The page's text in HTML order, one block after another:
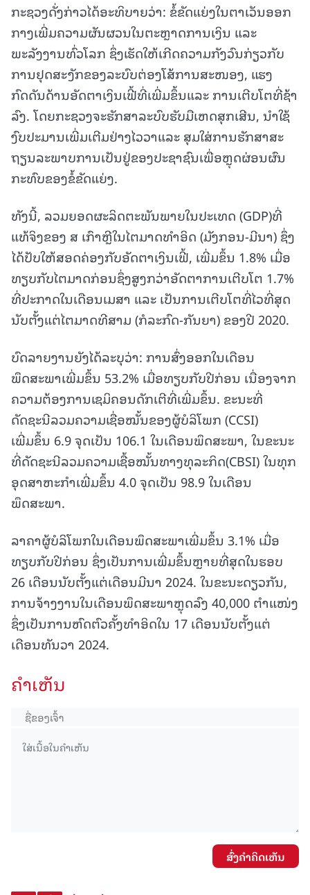
ກະຊວງດັ່ງກ່າວໄດ້ອະທິບາຍວ່າ: ຂໍ້ຂັດແຍ່ງໃນຕາເວັນອອກ
ກາງເພີ່ມຄວາມຜັນຜວນໃນຕະຫຼາດການເງິນ ແລະ
ພະລັງງານທົ່ວໂລກ ຊຶ່ງເຮັດໃຫ້ເກີດຄວາມກັງວົນກ່ຽວກັບ
ການຢຸດສະງັກຂອງລະບົບຕ່ອງໂສ້ການສະໜອງ, ແຮງ
ກົດດັນດ້ານອັດຕາເງິນເຟີ້ທີ່ເພີ່ມຂຶ້ນແລະ ການເຕີບໂຕທີ່ຊ້າ
ລົງ. ໂດຍກະຊວງຈະຮັກສາລະບົບຮັບມືເຫດສຸກເສີນ, ນຳໃຊ້
ງົບປະມານເພີ່ມເຕີມຢ່າງໄວວາແລະ ສຸມໃສ່ການຮັກສາສະ
ຖຽນລະພາບການເປັນຢູ່ຂອງປະຊາຊົນເພື່ອຫຼຸດຜ່ອນຜົນ
ກະທົບຂອງຂໍ້ຂັດແຍ່ງ.
ທັງນີ້, ລວມຍອດຜະລິດຕະພັນພາຍໃນປະເທດ (GDP)ທີ່
ແທ້ຈິງຂອງ ສ ເກົາຫຼີໃນໄຕມາດທຳອິດ (ມັງກອນ-ມີນາ) ຊຶ່ງ
ໄດ້ປັບໃຫ້ສອດຄ່ອງກັບອັດຕາເງິນເຟີ້, ເພີ່ມຂຶ້ນ 1.8% ເມື່ອ
ທຽບກັບໄຕມາດກ່ອນຊຶ່ງສູງກວ່າອັດຕາການເຕີບໂຕ 1.7%
ທີ່ປະກາດໃນເດືອນເມສາ ແລະ ເປັນການເຕີບໂຕທີ່ໄວທີ່ສຸດ
ນັບຕັ້ງແຕ່ໄຕມາດທີສາມ (ກໍລະກົດ-ກັນຍາ) ຂອງປີ 2020.
ບົດລາຍງານຍັງໄດ້ລະບຸວ່າ: ການສົ່ງອອກໃນເດືອນ
ພຶດສະພາເພີ່ມຂຶ້ນ 53.2% ເມື່ອທຽບກັບປີກ່ອນ ເນື່ອງຈາກ
ຄວາມຕ້ອງການເຊມິຄອນດັກເຕີທີ່ເພີ່ມຂຶ້ນ. ຂະນະທີ່
ດັດຊະນີລວມຄວາມເຊື່ອໝັ້ນຂອງຜູ້ບໍລິໂພກ (CCSI)
ເພີ່ມຂຶ້ນ 6.9 ຈຸດເປັນ 106.1 ໃນເດືອນພຶດສະພາ, ໃນຂະນະ
ທີ່ດັດຊະນີລວມຄວາມເຊື້ອໝັ້ນທາງທຸລະກິດ(CBSI) ໃນທຸກ
ອຸດສາຫະກຳເພີ່ມຂຶ້ນ 4.0 ຈຸດເປັນ 98.9 ໃນເດືອນ
ພຶດສະພາ.
ລາຄາຜູ້ບໍລິໂພກໃນເດືອນພຶດສະພາເພີ່ມຂຶ້ນ 3.1% ເມື່ອ
ທຽບກັບປີກ່ອນ ຊຶ່ງເປັນການເພີ່ມຂຶ້ນຫຼາຍທີ່ສຸດໃນຮອບ
26 ເດືອນນັບຕັ້ງແຕ່ເດືອນມີນາ 2024. ໃນຂະນະດຽວກັນ,
ການຈ້າງງານໃນເດືອນພຶດສະພາຫຼຸດລົງ 40,000 ຕຳແໜ່ງ
ຊຶ່ງເປັນການຫົດຕົວຄັ້ງທຳອິດໃນ 17 ເດືອນນັບຕັ້ງແຕ່
ເດືອນທັນວາ 2024.
ຄໍາເຫັນ
ສົ່ງຄໍາຄິດເຫັນ